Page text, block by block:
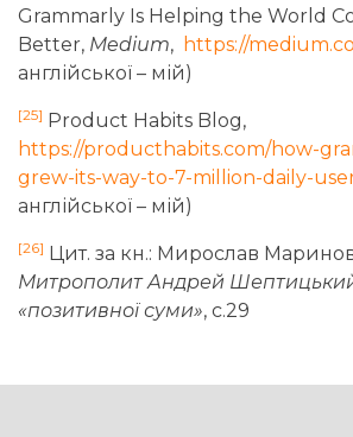
Grammarly Is Helping the World
Better, Medium, https://
англійської – мій)
[25] Product Habits Blog,
https://producthabits.com/how-
grew-its-way-to-7-million-daily-
англійської – мій)
[26] Цит. за кн.: Мирослав
Митрополит Андрей
«позитивної суми», с.29